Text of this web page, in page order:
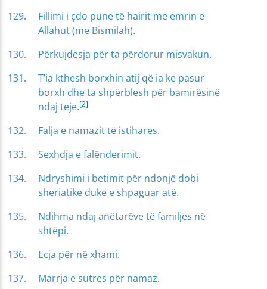
Fillimi i çdo pune të hairit me emrin e
Allahut (me Bismilah).
Përkujdesja për ta përdorur misvakun.
T’ia kthesh borxhin atij që ia ke pasur
borxh dhe ta shpërblesh për bamirësinë
ndaj teje.[2]
Falja e namazit të istihares.
Sexhdja e falënderimit.
Ndryshimi i betimit për ndonjë dobi
sheriatike duke e shpaguar atë.
Ndihma ndaj anëtarëve të familjes në
shtëpi.
Ecja për në xhami.
Marrja e sutres për namaz.